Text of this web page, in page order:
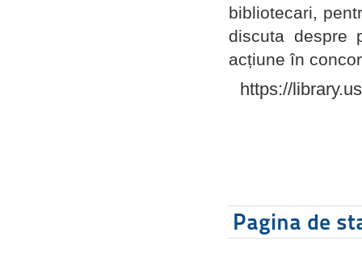
bibliotecari,
discuta despre
acțiune în
https://
Pagina de